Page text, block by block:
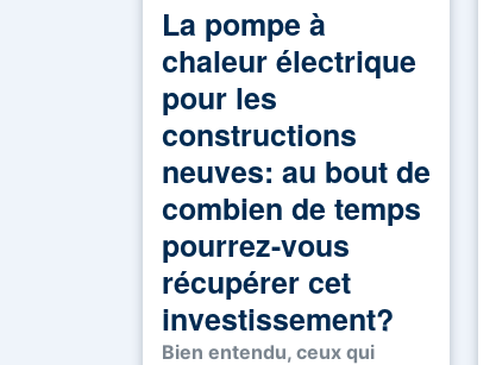
La pompe à
chaleur électrique
pour les
constructions
neuves: au bout de
combien de temps
pourrez-vous
récupérer cet
investissement?
Bien entendu, ceux qui